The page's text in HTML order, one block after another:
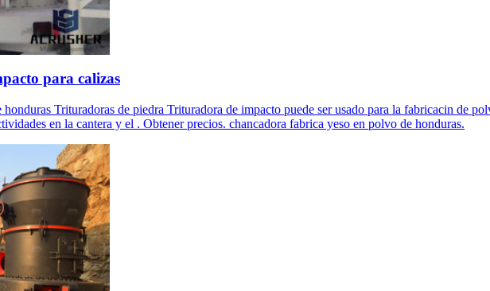
para calizas
Trituradoras de piedra Trituradora de impacto puede ser usado para la fabricacin de
en la cantera y el . Obtener precios. chancadora fabrica yeso en polvo de honduras.